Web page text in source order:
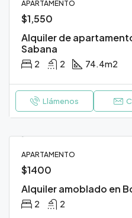
APARTAMENTO
$1,550
Alquiler de
Sabana
2 2 74.4m2
Llámenos
APARTAMENTO
$1400
Alquiler amoblado en
2 2